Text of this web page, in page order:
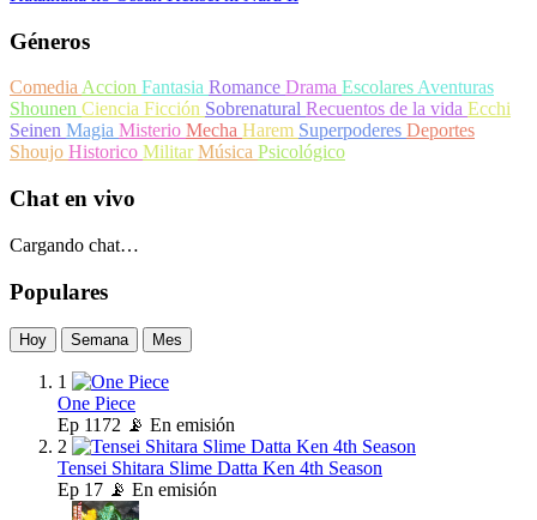
Géneros
ComediaAccion Fantasia Romance Drama EscolaresAventuras
Shounen Ciencia Ficción Sobrenatural Recuentos de la vida Ecchi
Seinen Magia Misterio Mecha Harem Superpoderes Deportes
Shoujo Historico MilitarMúsica Psicológico
Chat en vivo
Cargando chat…
Populares
Hoy Semana Mes
1
One Piece
Ep 1172 📡 En emisión
2
Tensei Shitara Slime Datta Ken 4th Season
Ep 17 📡 En emisión